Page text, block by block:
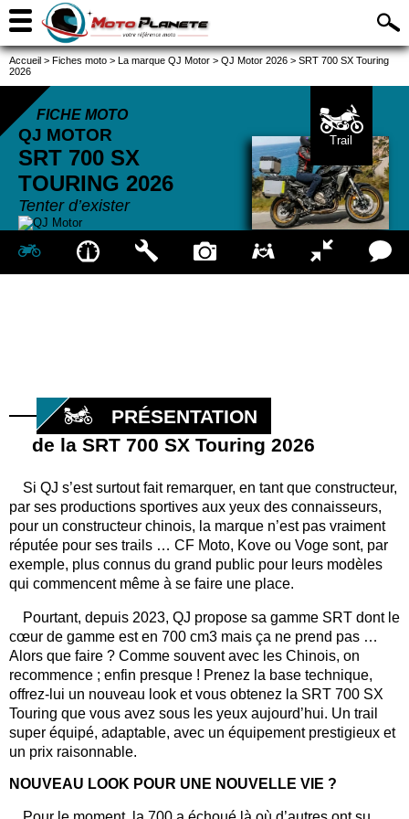
Accueil > Fiches moto > La marque QJ Motor > QJ Motor 2026 > SRT 700 SX Touring
2026
FICHE MOTO
QJ MOTOR
SRT 700 SX
TOURING 2026
Tenter d’exister
Trail
PRÉSENTATION
de la SRT 700 SX Touring 2026
Si QJ s’est surtout fait remarquer, en tant que constructeur,
par ses productions sportives aux yeux des connaisseurs,
pour un constructeur chinois, la marque n’est pas vraiment
réputée pour ses trails … CF Moto, Kove ou Voge sont, par
exemple, plus connus du grand public pour leurs modèles
qui commencent même à se faire une place.
Pourtant, depuis 2023, QJ propose sa gamme SRT dont le
cœur de gamme est en 700 cm3 mais ça ne prend pas …
Alors que faire ? Comme souvent avec les Chinois, on
recommence ; enfin presque ! Prenez la base technique,
offrez-lui un nouveau look et vous obtenez la SRT 700 SX
Touring que vous avez sous les yeux aujourd’hui. Un trail
super équipé, adaptable, avec un équipement prestigieux et
un prix raisonnable.
NOUVEAU LOOK POUR UNE NOUVELLE VIE ?